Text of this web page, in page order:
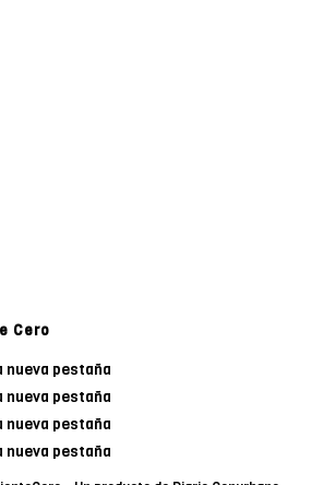
Cero
nueva pestaña
nueva pestaña
nueva pestaña
nueva pestaña